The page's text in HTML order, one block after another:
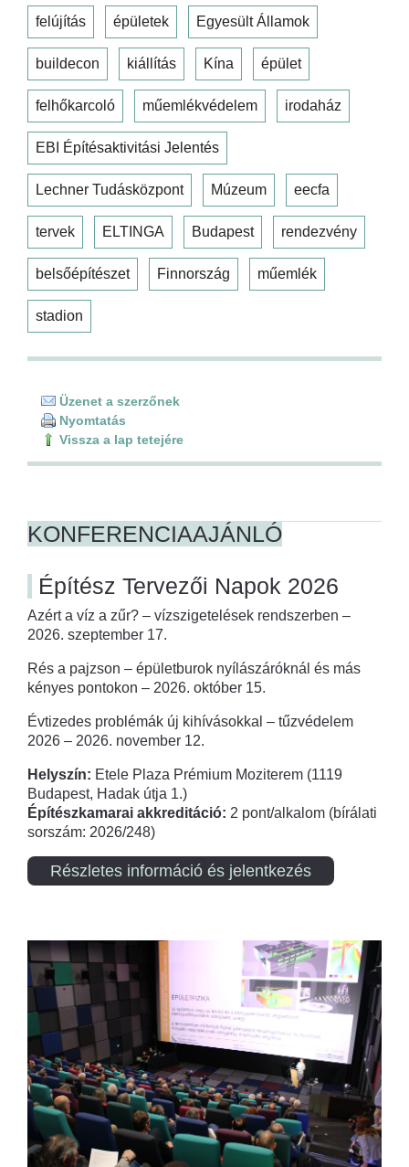
felújítás épületek Egyesült Államok
buildecon kiállítás Kína épület
felhőkarcoló műemlékvédelem irodaház
EBI Építésaktivitási Jelentés
Lechner Tudásközpont Múzeum eecfa
tervek ELTINGA Budapest rendezvény
belsőépítészet Finnország műemlék
stadion
Üzenet a szerzőnek
Nyomtatás
Vissza a lap tetejére
KONFERENCIAAJÁNLÓ
Építész Tervezői Napok 2026
Azért a víz a zűr? – vízszigetelések rendszerben –
2026. szeptember 17.
Rés a pajzson – épületburok nyílászáróknál és más
kényes pontokon – 2026. október 15.
Évtizedes problémák új kihívásokkal – tűzvédelem
2026 – 2026. november 12.
Helyszín: Etele Plaza Prémium Moziterem (1119
Budapest, Hadak útja 1.)
Építészkamarai akkreditáció: 2 pont/alkalom (bírálati
sorszám: 2026/248)
Részletes információ és jelentkezés